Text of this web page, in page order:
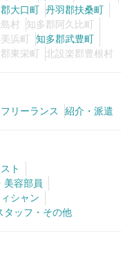
大口町 丹羽郡扶桑町
村
知多郡阿久比町
浜町
知多郡武豊町
郡東栄町 北設楽郡豊根村
リーランス 紹介・派遣
ト
美容部員
シャン
タッフ・その他